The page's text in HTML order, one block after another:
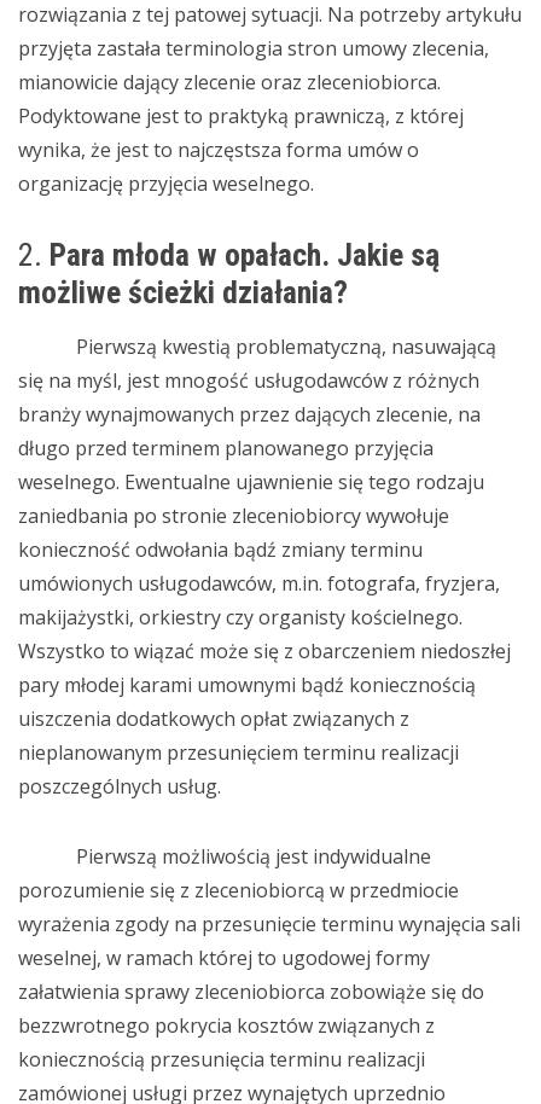
rozwiązania z tej patowej sytuacji. Na potrzeby artykułu
przyjęta zastała terminologia stron umowy zlecenia,
mianowicie dający zlecenie oraz zleceniobiorca.
Podyktowane jest to praktyką prawniczą, z której
wynika, że jest to najczęstsza forma umów o
organizację przyjęcia weselnego.
2. Para młoda w opałach. Jakie są
możliwe ścieżki działania?
Pierwszą kwestią problematyczną, nasuwającą
się na myśl, jest mnogość usługodawców z różnych
branży wynajmowanych przez dających zlecenie, na
długo przed terminem planowanego przyjęcia
weselnego. Ewentualne ujawnienie się tego rodzaju
zaniedbania po stronie zleceniobiorcy wywołuje
konieczność odwołania bądź zmiany terminu
umówionych usługodawców, m.in. fotografa, fryzjera,
makijażystki, orkiestry czy organisty kościelnego.
Wszystko to wiązać może się z obarczeniem niedoszłej
pary młodej karami umownymi bądź koniecznością
uiszczenia dodatkowych opłat związanych z
nieplanowanym przesunięciem terminu realizacji
poszczególnych usług.
Pierwszą możliwością jest indywidualne
porozumienie się z zleceniobiorcą w przedmiocie
wyrażenia zgody na przesunięcie terminu wynajęcia sali
weselnej, w ramach której to ugodowej formy
załatwienia sprawy zleceniobiorca zobowiąże się do
bezzwrotnego pokrycia kosztów związanych z
koniecznością przesunięcia terminu realizacji
zamówionej usługi przez wynajętych uprzednio